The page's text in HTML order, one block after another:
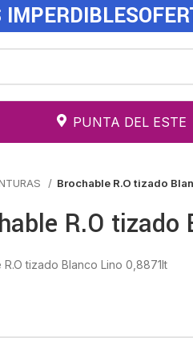
IMPERDIBLES
PUNTA DEL ESTE
Brochable R.O tizado
R.O
tizado Blanco Lino 0,8871lt